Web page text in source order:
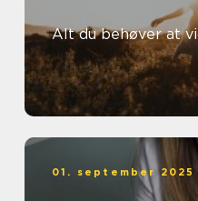
Alt du behøver at
01. september 2025